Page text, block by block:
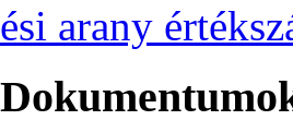
arany